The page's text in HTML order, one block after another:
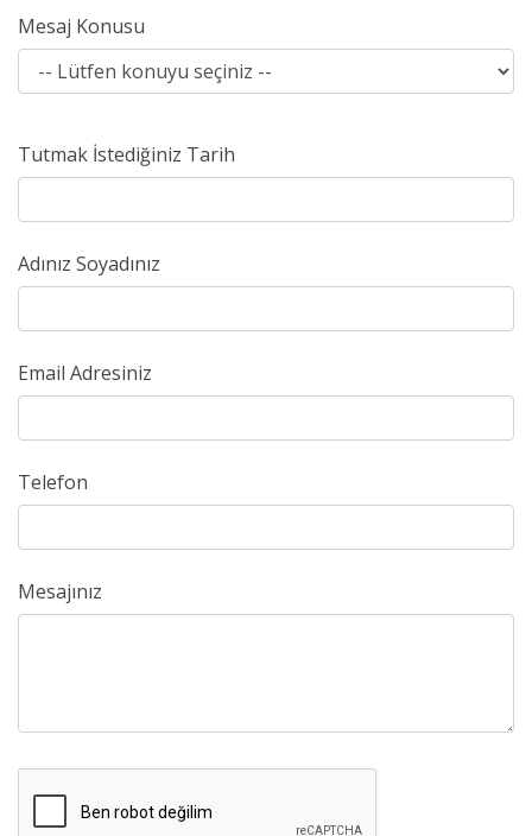
Mesaj Konusu
Tutmak İstediğiniz Tarih
Adınız Soyadınız
Email Adresiniz
Telefon
Mesajınız